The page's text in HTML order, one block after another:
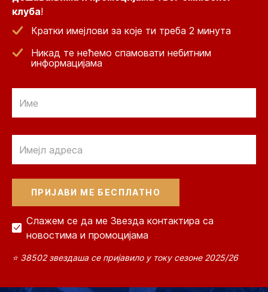
клуба!
Кратки имејлови за које ти треба 2 минута
Никад те нећемо спамовати небитним
информацијама
Слажем се да ме Звезда контактира са
новостима и промоцијама
⭐ 38502 звездаша се пријавило у току сезоне 2025/26